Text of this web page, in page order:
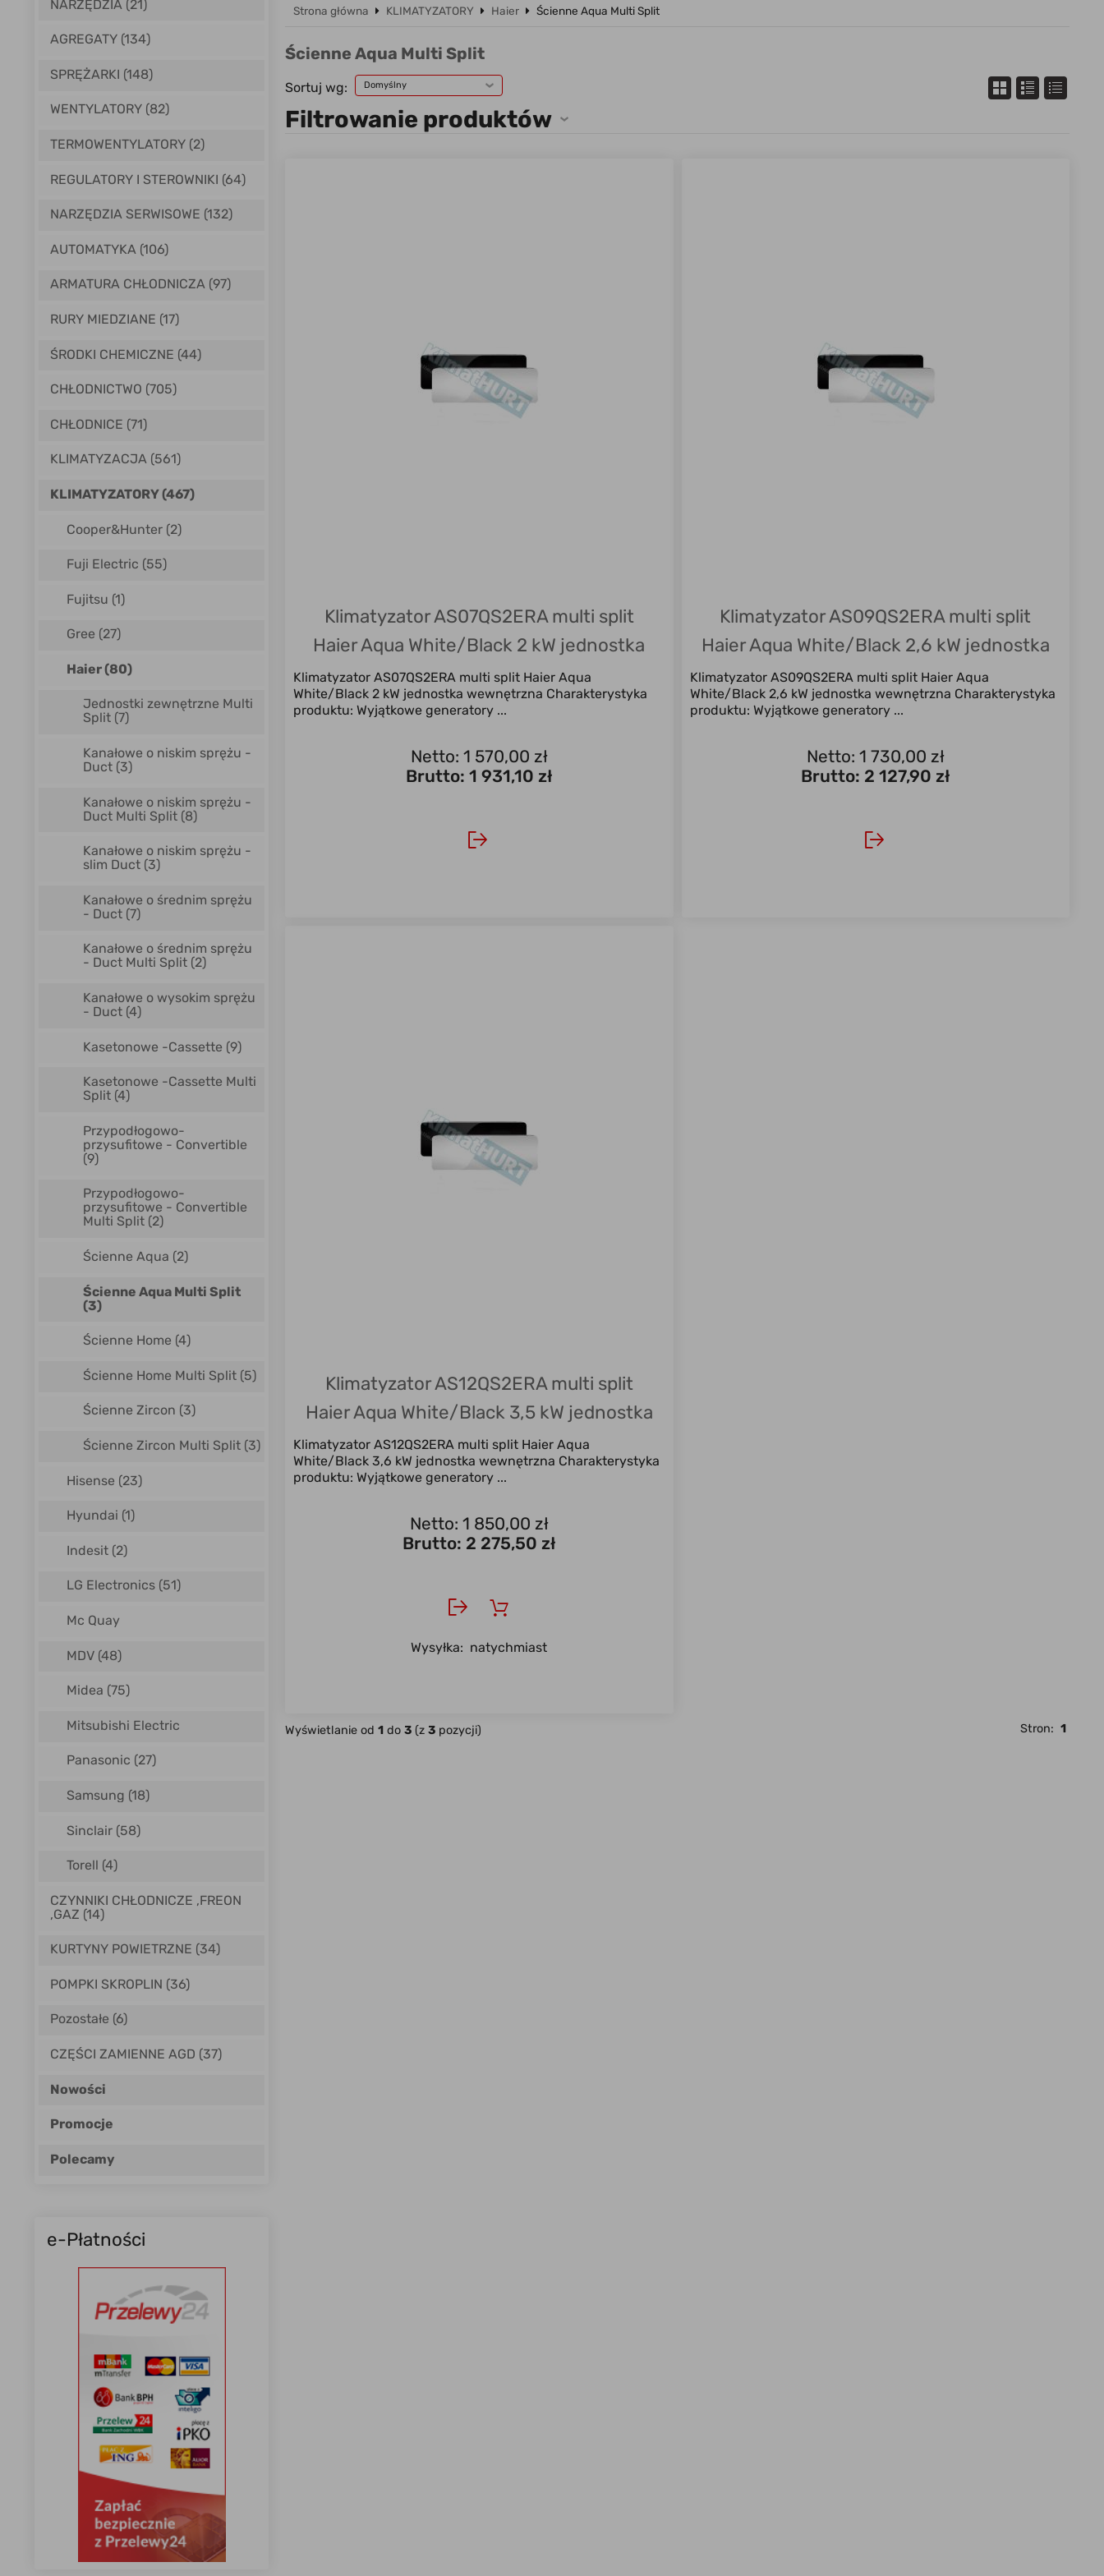
NARZĘDZIA (21)
AGREGATY (134)
SPRĘŻARKI (148)
WENTYLATORY (82)
TERMOWENTYLATORY (2)
REGULATORY I STEROWNIKI (64)
NARZĘDZIA SERWISOWE (132)
AUTOMATYKA (106)
ARMATURA CHŁODNICZA (97)
RURY MIEDZIANE (17)
ŚRODKI CHEMICZNE (44)
CHŁODNICTWO (705)
CHŁODNICE (71)
KLIMATYZACJA (561)
KLIMATYZATORY (467)
Cooper&Hunter (2)
Fuji Electric (55)
Fujitsu (1)
Gree (27)
Haier(80)
Jednostki zewnętrzne Multi
Split (7)
Kanałowe o niskim sprężu -
Duct (3)
Kanałowe o niskim sprężu -
Duct Multi Split (8)
Kanałowe o niskim sprężu -
slim Duct (3)
Kanałowe o średnim sprężu
- Duct (7)
Kanałowe o średnim sprężu
- Duct Multi Split (2)
Kanałowe o wysokim sprężu
- Duct (4)
Kasetonowe -Cassette (9)
Kasetonowe -Cassette Multi
Split (4)
Przypodłogowo-
przysufitowe - Convertible
(9)
Przypodłogowo-
przysufitowe - Convertible
Multi Split (2)
Ścienne Aqua (2)
Ścienne Aqua Multi Split
(3)
Ścienne Home (4)
Ścienne Home Multi Split (5)
Ścienne Zircon (3)
Ścienne Zircon Multi Split (3)
Hisense (23)
Hyundai (1)
Indesit (2)
LG Electronics (51)
Mc Quay
MDV (48)
Midea (75)
Mitsubishi Electric
Panasonic (27)
Samsung (18)
Sinclair (58)
Torell (4)
CZYNNIKI CHŁODNICZE ,FREON
,GAZ (14)
KURTYNY POWIETRZNE (34)
POMPKI SKROPLIN (36)
Pozostałe (6)
CZĘŚCI ZAMIENNE AGD (37)
Nowości
Promocje
Polecamy
e-Płatności
Strona główna KLIMATYZATORY Haier Ścienne Aqua Multi Split
Ścienne Aqua Multi Split
Sortuj wg: Domyślny
Filtrowanie produktów
Klimatyzator AS07QS2ERA multi split
Haier Aqua White/Black 2 kW jednostka
wewnętrzna
Klimatyzator AS07QS2ERA multi split Haier Aqua
White/Black 2 kW jednostka wewnętrzna Charakterystyka
produktu: Wyjątkowe generatory ...
Netto: 1 570,00 zł
Brutto:1 931,10 zł
Klimatyzator AS09QS2ERA multi split
Haier Aqua White/Black 2,6 kW jednostka
wewnętrzna
Klimatyzator AS09QS2ERA multi split Haier Aqua
White/Black 2,6 kW jednostka wewnętrzna Charakterystyka
produktu: Wyjątkowe generatory ...
Netto: 1 730,00 zł
Brutto: 2 127,90 zł
Klimatyzator AS12QS2ERA multi split
Haier Aqua White/Black 3,5 kW jednostka
wewnętrzna
Klimatyzator AS12QS2ERA multi split Haier Aqua
White/Black 3,6 kW jednostka wewnętrzna Charakterystyka
produktu: Wyjątkowe generatory ...
Netto: 1 850,00 zł
Brutto: 2 275,50 zł
Wysyłka: natychmiast
Wyświetlanie od 1 do 3 (z 3 pozycji) Stron: 1